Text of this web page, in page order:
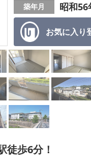
お気に入り
築年月 昭和56
徒歩6分！